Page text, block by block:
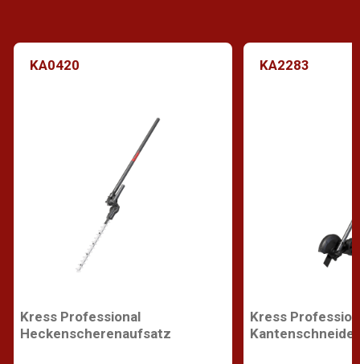
KA0420
Kress Professional
Heckenscherenaufsatz
KA2283
Kress